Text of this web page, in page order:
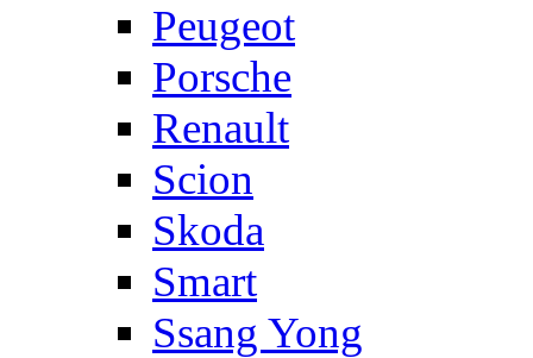
Peugeot
Porsche
Renault
Scion
Skoda
Smart
Ssang Yong